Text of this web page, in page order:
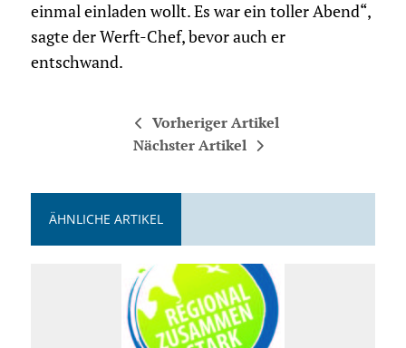
einmal einladen wollt. Es war ein toller Abend“,
sagte der Werft-Chef, bevor auch er
entschwand.
Vorheriger Artikel
Nächster Artikel
ÄHNLICHE ARTIKEL